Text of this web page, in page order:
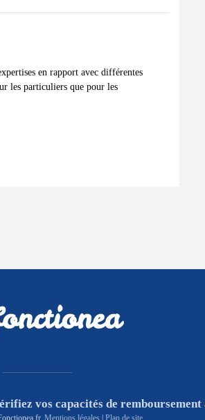
en rapport avec différentes
les particuliers que pour les
vos capacités de remboursement